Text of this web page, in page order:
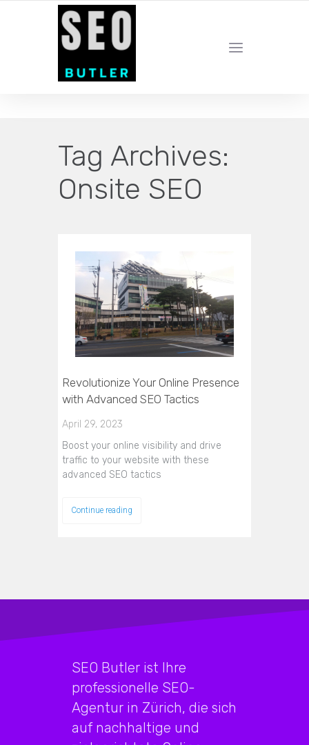
YOUR LOCAL DIGITAL MARKETING AGENCY
Tag Archives:
Onsite SEO
Revolutionize Your Online Presence
with Advanced SEO Tactics
April 29, 2023
Boost your online visibility and drive
traffic to your website with these
advanced SEO tactics
Continue reading
SEO Butler ist Ihre
professionelle SEO-
Agentur in Zürich, die sich
auf nachhaltige und